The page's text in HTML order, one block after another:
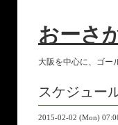
おーさ
大阪を中心に、ゴー
スケジュー
2015-02-02 (Mon)